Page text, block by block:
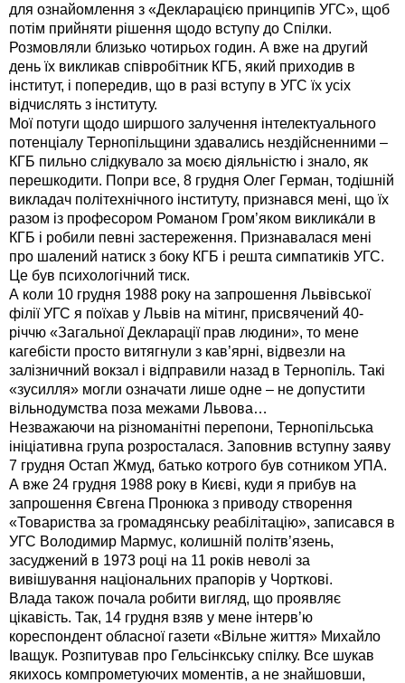
для ознайомлення з «Декларацією принципів УГС», щоб
потім прийняти рішення щодо вступу до Спілки.
Розмовляли близько чотирьох годин. А вже на другий
день їх викликав співробітник КГБ, який приходив в
інститут, і попередив, що в разі вступу в УГС їх усіх
відчислять з інституту.
Мої потуги щодо ширшого залучення інтелектуального
потенціалу Тернопільщини здавались нездійсненними –
КГБ пильно слідкувало за моєю діяльністю і знало, як
перешкодити. Попри все, 8 грудня Олег Герман, тодішній
викладач політехнічного інституту, признався мені, що їх
разом із професором Романом Гром’яком виклика́ли в
КГБ і робили певні застереження. Признавалася мені
про шалений натиск з боку КГБ і решта симпатиків УГС.
Це був психологічний тиск.
А коли 10 грудня 1988 року на запрошення Львівської
філії УГС я поїхав у Львів на мітинг, присвячений 40-
річчю «Загальної Декларації прав людини», то мене
кагебісти просто витягнули з кав’ярні, відвезли на
залізничний вокзал і відправили назад в Тернопіль. Такі
«зусилля» могли означати лише одне – не допустити
вільнодумства поза межами Львова…
Незважаючи на різноманітні перепони, Тернопільська
ініціативна група розросталася. Заповнив вступну заяву
7 грудня Остап Жмуд, батько котрого був сотником УПА.
А вже 24 грудня 1988 року в Києві, куди я прибув на
запрошення Євгена Пронюка з приводу створення
«Товариства за громадянську реабілітацію», записався в
УГС Володимир Мармус, колишній політв’язень,
засуджений в 1973 році на 11 років неволі за
вивішування національних прапорів у Чорткові.
Влада також почала робити вигляд, що проявляє
цікавість. Так, 14 грудня взяв у мене інтерв’ю
кореспондент обласної газети «Вільне життя» Михайло
Іващук. Розпитував про Гельсінкську спілку. Все шукав
якихось компрометуючих моментів, а не знайшовши,